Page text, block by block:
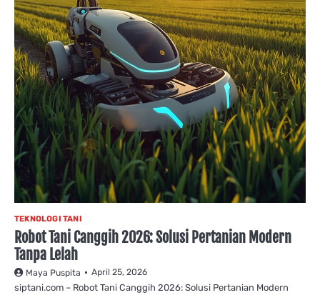
TEKNOLOGI TANI
Robot Tani Canggih 2026: Solusi Pertanian Modern
Tanpa Lelah
Maya Puspita April 25, 2026
siptani.com – Robot Tani Canggih 2026: Solusi Pertanian Modern